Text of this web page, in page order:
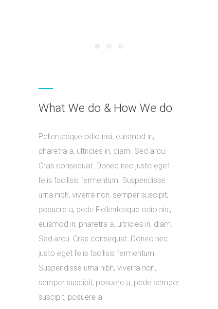
What We do & How We do
Pellentesque odio nisi, euismod in,
pharetra a, ultricies in, diam. Sed arcu.
Cras consequat. Donec nec justo eget
felis facilisis fermentum. Suspendisse
urna nibh, viverra non, semper suscipit,
posuere a, pede Pellentesque odio nisi,
euismod in, pharetra a, ultricies in, diam.
Sed arcu. Cras consequat. Donec nec
justo eget felis facilisis fermentum.
Suspendisse urna nibh, viverra non,
semper suscipit, posuere a, pede semper
suscipit, posuere a